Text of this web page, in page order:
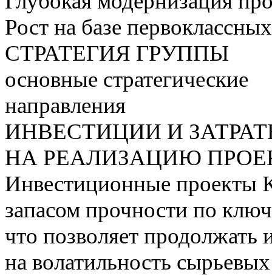
Рост на базе
СТРАТЕГИЯ ГРУППЫ
основные стратегические
направления
ИНВЕСТИЦИИ И
НА РЕАЛИЗАЦИЮ
Инвестиционные проекты
запасом прочности по
что позволяет продолжать
на волатильность